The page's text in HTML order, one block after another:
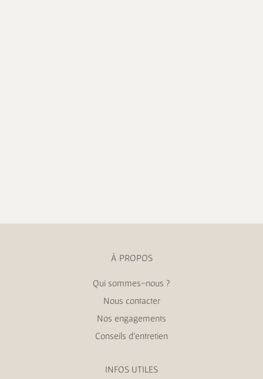
À PROPOS
Qui sommes-nous ?
Nous contacter
Nos engagements
Conseils d’entretien
INFOS UTILES